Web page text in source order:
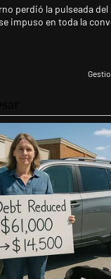
con el título "El
perdió la pulseada
impuso en toda la